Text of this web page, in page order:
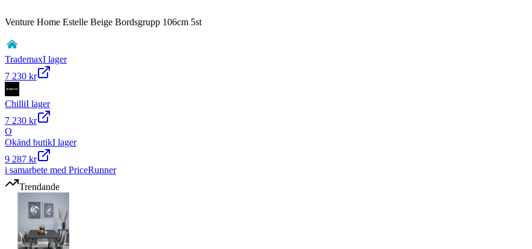
Venture Home Estelle Beige Bordsgrupp 106cm 5st
TrademaxI lager
7 230 kr
ChilliI lager
7 230 kr
O
Okänd butikI lager
9 287 kr
i samarbete med PriceRunner
Trendande